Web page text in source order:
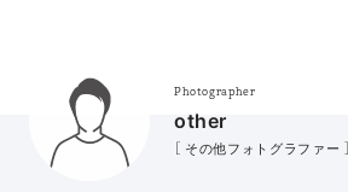
Photographer
other
［ その他フォトグラファー ］